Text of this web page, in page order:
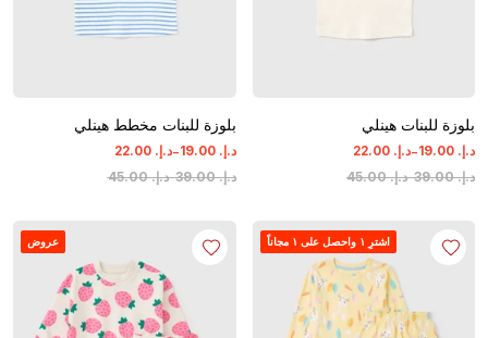
بلوزة للبنات هينلي
د.إ. 19.00
-د.إ. 22.00
د.إ.‏
39.00
-د.إ.‏
45.00
بلوزة للبنات مخطط هينلي
د.إ. ‏
19.00
-د.إ. ‏
22.00
د.إ.‏
39.00
-د.إ.‏
45.00
اشترِ ١ واحصل على ١ مجاناً عروض